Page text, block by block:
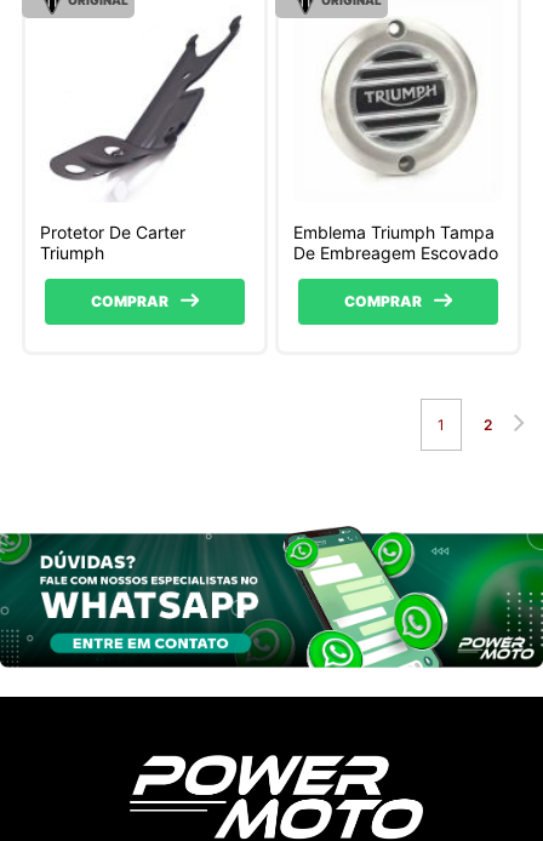
Protetor De Carter
Triumph
COMPRAR
Emblema Triumph Tampa
De Embreagem Escovado
COMPRAR
1 2